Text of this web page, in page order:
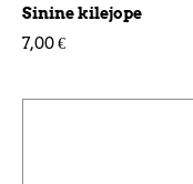
Sinine kilejope
7,00 €